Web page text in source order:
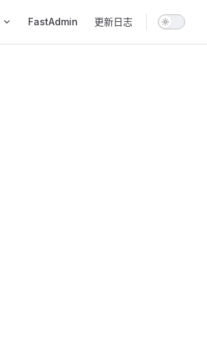
FastAdmin 更新日志